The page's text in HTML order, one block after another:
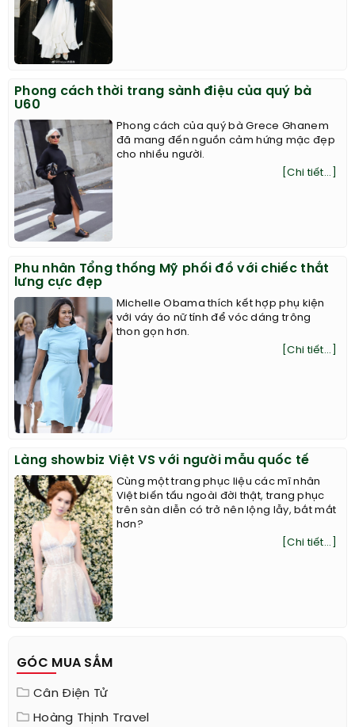
Phong cách thời trang sành điệu của quý bà
U60
Phong cách của quý bà Grece Ghanem
đã mang đến nguồn cảm hứng mặc đẹp
cho nhiều người.
[Chi tiết...]
Phu nhân Tổng thống Mỹ phối đồ với chiếc thắt
lưng cực đẹp
Michelle Obama thích kết hợp phụ kiện
với váy áo nữ tính để vóc dáng trông
thon gọn hơn.
[Chi tiết...]
Làng showbiz Việt VS với người mẫu quốc tế
Cùng một trang phục liệu các mĩ nhân
Việt biến tấu ngoài đời thật, trang phục
trên sàn diễn có trở nên lộng lẫy, bắt mắt
hơn?
[Chi tiết...]
GÓC MUA SẮM
Cân Điện Tử
Hoàng Thịnh Travel